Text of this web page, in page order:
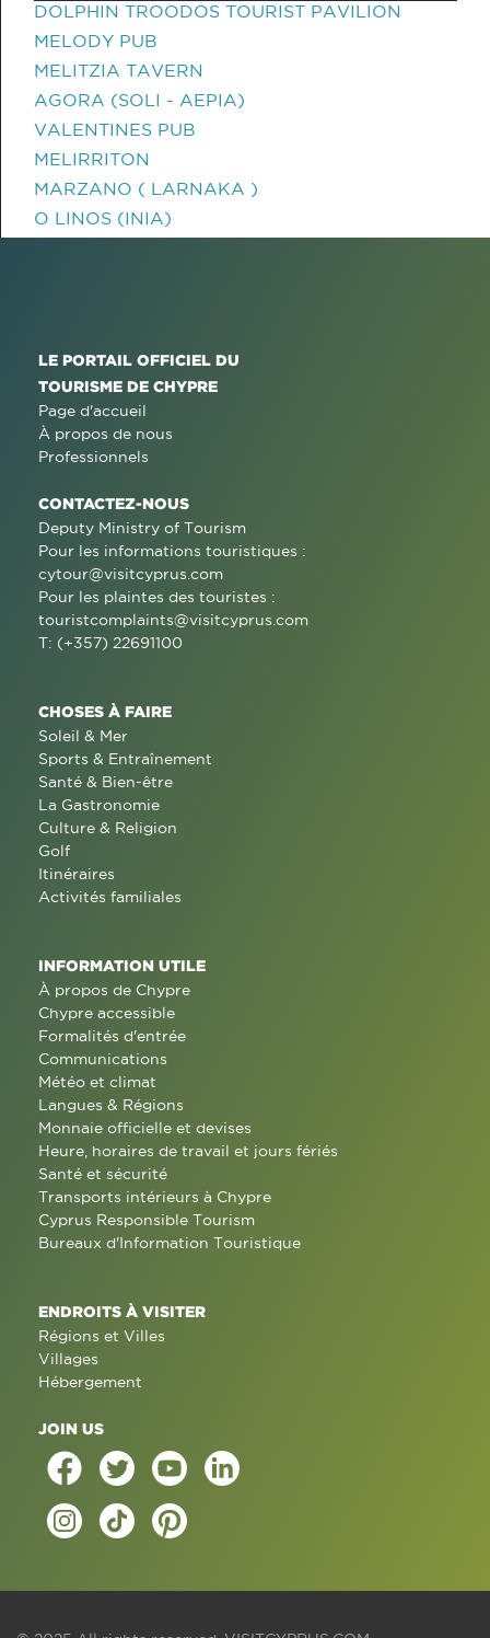
DOLPHIN TROODOS TOURIST PAVILION
MELODY PUB
MELITZIA TAVERN
AGORA (SOLI - AEPIA)
VALENTINES PUB
MELIRRITON
MARZANO ( LARNAKA )
O LINOS (INIA)
LE PORTAIL OFFICIEL DU
TOURISME DE CHYPRE
Page d'accueil
À propos de nous
Professionnels
CONTACTEZ-NOUS
Deputy Ministry of Tourism
Pour les informations touristiques :
cytour@visitcyprus.com
Pour les plaintes des touristes :
touristcomplaints@visitcyprus.com
T: (+357) 22691100
CHOSES À FAIRE
Soleil & Mer
Sports & Entraînement
Santé & Bien-être
La Gastronomie
Culture & Religion
Golf
Itinéraires
Activités familiales
INFORMATION UTILE
À propos de Chypre
Chypre accessible
Formalités d'entrée
Communications
Météo et climat
Langues & Régions
Monnaie officielle et devises
Heure, horaires de travail et jours fériés
Santé et sécurité
Transports intérieurs à Chypre
Cyprus Responsible Tourism
Bureaux d'Information Touristique
ENDROITS À VISITER
Régions et Villes
Villages
Hébergement
JOIN US